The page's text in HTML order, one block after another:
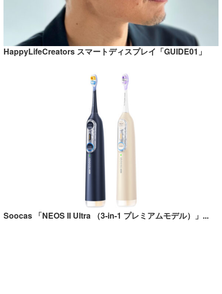
HappyLifeCreators スマートディスプレイ「GUIDE01」
Soocas 「NEOS II Ultra （3-in-1 プレミアムモデル）」...